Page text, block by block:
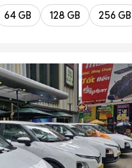
64 GB 128 GB 256 GB